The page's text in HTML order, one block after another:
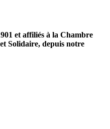
et affiliés à la Chambre
Solidaire, depuis notre